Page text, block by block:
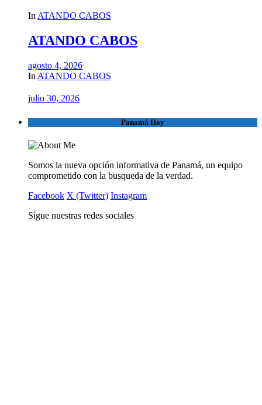
In ATANDO CABOS
ATANDO CABOS
agosto 4, 2026
In ATANDO CABOS
julio 30, 2026
Panamá Hoy
Somos la nueva opción informativa de Panamá, un equipo
comprometido con la busqueda de la verdad.
Facebook X (Twitter) Instagram
Sígue nuestras redes sociales